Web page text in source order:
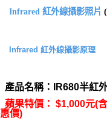
Infrared 紅外線攝影照片
Infrared 紅外線攝影原理
產品名稱：IR680半紅
蘋果特價： $1,000元(
惠價)